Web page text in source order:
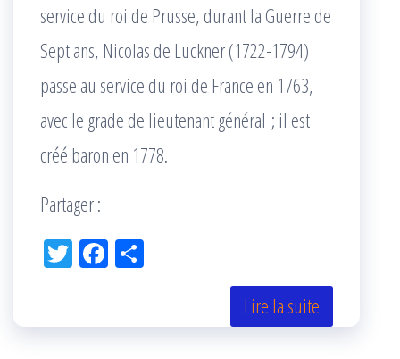
service du roi de Prusse, durant la Guerre de
Sept ans, Nicolas de Luckner (1722-1794)
passe au service du roi de France en 1763,
avec le grade de lieutenant général ; il est
créé baron en 1778.
Partager :
Tw Fac
k r
Lire la suite